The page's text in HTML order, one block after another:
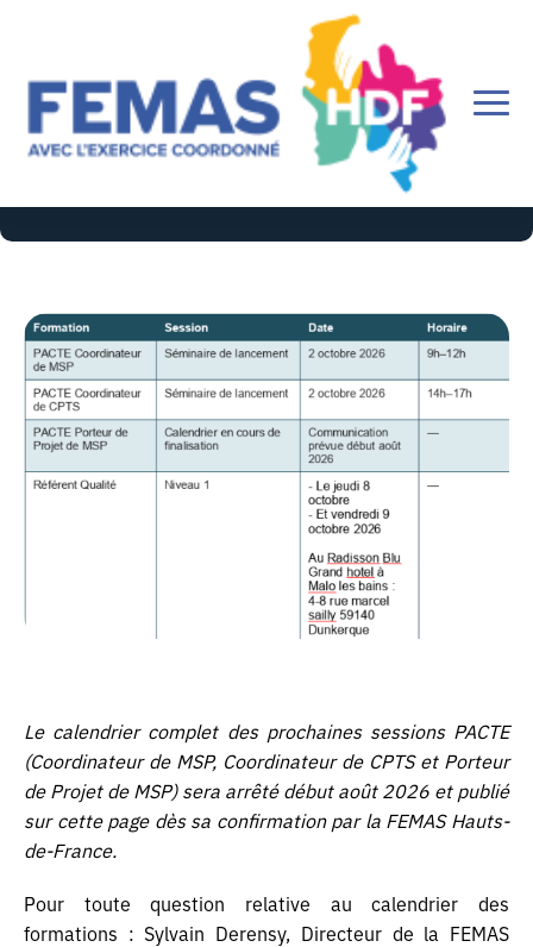
Calendrier des formations
Le calendrier complet des prochaines sessions PACTE
(Coordinateur de MSP, Coordinateur de CPTS et Porteur
de Projet de MSP) sera arrêté début août 2026 et publié
sur cette page dès sa confirmation par la FEMAS Hauts-
de-France.
Pour toute question relative au calendrier des
formations : Sylvain Derensy, Directeur de la FEMAS